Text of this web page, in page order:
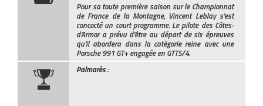
Pour sa toute première saison sur le Championnat
de France de la Montagne, Vincent Leblay s’est
concocté un court programme. Le pilote des Côtes-
d’Armor a prévu d’être au départ de six épreuves
qu’il abordera dans la catégorie reine avec une
Porsche 991 GT+ engagée en GTTS/4.
Palmarès :